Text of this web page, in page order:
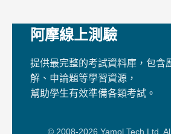
阿摩線上測驗
提供最完整的考試資料庫，包含
解、申論題等學習資源，
幫助學生有效準備各類考試。
© 2008-2026 Yamol Tech Ltd.